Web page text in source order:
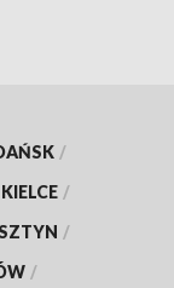
/
KIELCE /
/
/